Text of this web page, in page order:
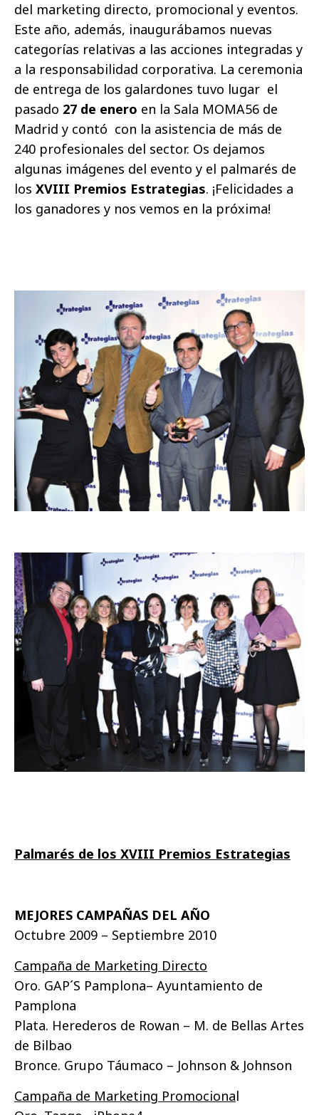
del marketing directo, promocional y eventos.
Este año, además, inaugurábamos nuevas
categorías relativas a las acciones integradas y
a la responsabilidad corporativa. La ceremonia
de entrega de los galardones tuvo lugar el
pasado 27 de enero en la Sala MOMA56 de
Madrid y contó con la asistencia de más de
240 profesionales del sector. Os dejamos
algunas imágenes del evento y el palmarés de
los XVIII Premios Estrategias. ¡Felicidades a
los ganadores y nos vemos en la próxima!
Palmarés de los XVIII Premios Estrategias
MEJORES CAMPAÑAS DEL AÑO
Octubre 2009 – Septiembre 2010
Campaña de Marketing Directo
Oro. GAP´S Pamplona– Ayuntamiento de
Pamplona
Plata. Herederos de Rowan – M. de Bellas Artes
de Bilbao
Bronce. Grupo Táumaco – Johnson & Johnson
Campaña de Marketing Promocional